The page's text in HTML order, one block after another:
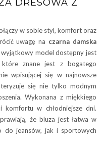
DRESOWA Z
w sobie styl, komfort oraz
uwagę na czarna damska
wyjątkowy model dostępny jest
znane jest z bogatego
wpisującej się w najnowsze
się nie tylko modnym
Wykonana z miękkiego
i komfortu w chłodniejsze dni.
że bluza jest łatwa w
do jeansów, jak i sportowych